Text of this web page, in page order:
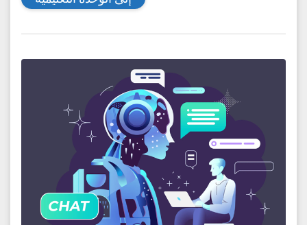
(1880- 1968م)، من كتاب "هيلين كيلر المرأة المعجزة"، يتناول
النّصّ الثّاني: سّيرة غيّريّة، يتناول أهمّ المحطّات من حياة السّيّدة
الكبيرة السّتّ نسب (1547-1633م)، المرأة الدّرزيّة القياديّة الّتي
استطاعت أن تدير بحكمةٍ شؤون دولة لبنان كاملة.
إلى الوحدة التعليميّة